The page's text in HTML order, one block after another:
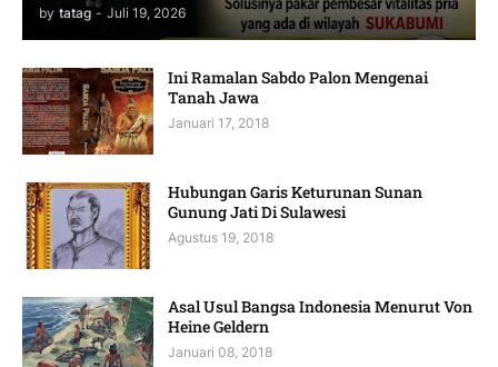
by tatag - Juli 19, 2026
Ini Ramalan Sabdo Palon Mengenai
Tanah Jawa
Januari 17, 2018
Hubungan Garis Keturunan Sunan
Gunung Jati Di Sulawesi
Agustus 19, 2018
Asal Usul Bangsa Indonesia Menurut Von
Heine Geldern
Januari 08, 2018